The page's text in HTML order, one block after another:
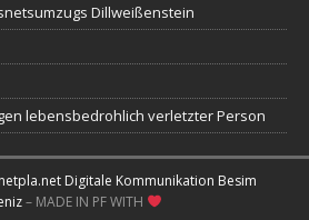
Dillweißenstein
lebensbedrohlich verletzter Person
netpla.net Digitale Kommunikation Besim
– MADE IN PF WITH